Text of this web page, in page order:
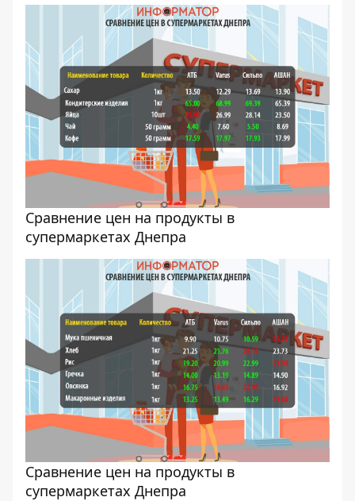
Cравнение цен на продукты в
супермаркетах Днепра
Cравнение цен на продукты в
супермаркетах Днепра